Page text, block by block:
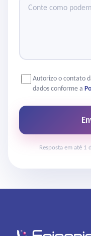
Autorizo o contato
dados conforme a
Resposta em até 1